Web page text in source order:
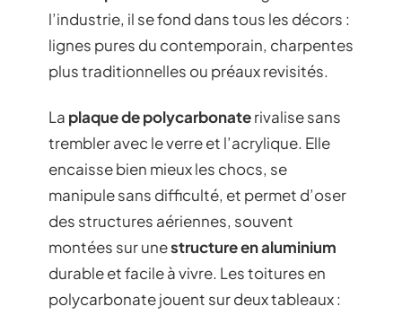
l’industrie, il se fond dans tous les décors :
lignes pures du contemporain, charpentes
plus traditionnelles ou préaux revisités.
La plaque de polycarbonaterivalise sans
trembler avec le verre et l’acrylique. Elle
encaisse bien mieux les chocs, se
manipule sans difficulté, et permet d’oser
des structures aériennes, souvent
montées sur unestructure en aluminium
durable et facile à vivre. Les toitures en
polycarbonate jouent sur deux tableaux :